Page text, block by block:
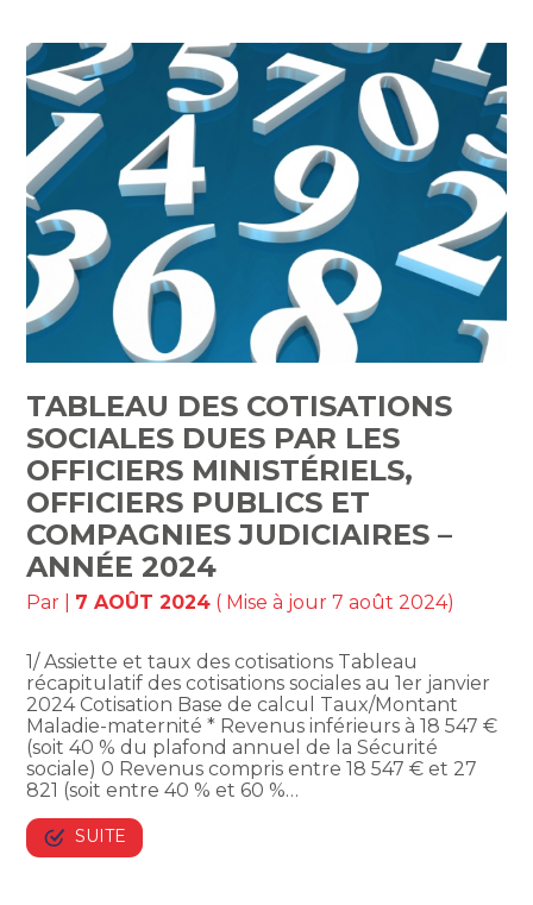
TABLEAU DES COTISATIONS
SOCIALES DUES PAR LES
OFFICIERS MINISTÉRIELS,
OFFICIERS PUBLICS ET
COMPAGNIES JUDICIAIRES –
ANNÉE 2024
Par 7 AOÛT 2024 ( Mise à jour 7 août 2024)
1/ Assiette et taux des cotisations Tableau
récapitulatif des cotisations sociales au 1er janvier
2024 Cotisation Base de calcul Taux/Montant
Maladie-maternité * Revenus inférieurs à 18 547 €
(soit 40 % du plafond annuel de la Sécurité
sociale) 0 Revenus compris entre 18 547 € et 27
821 (soit entre 40 % et 60 %…
SUITE